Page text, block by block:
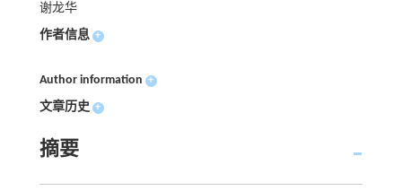
谢龙华
作者信息 +
Author information +
文章历史 +
摘要